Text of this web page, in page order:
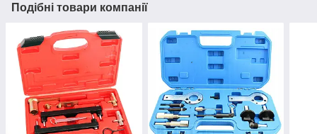
Подібні товари компанії